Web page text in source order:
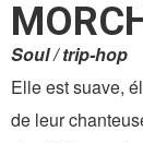
Soul / trip-hop
Elle est suave,
de leur